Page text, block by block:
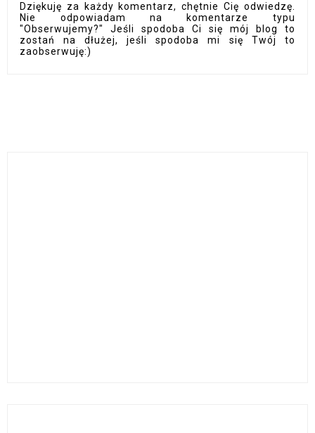
Dziękuję za każdy komentarz, chętnie Cię odwiedzę.
Nie odpowiadam na komentarze typu
"Obserwujemy?" Jeśli spodoba Ci się mój blog to
zostań na dłużej, jeśli spodoba mi się Twój to
zaobserwuję:)